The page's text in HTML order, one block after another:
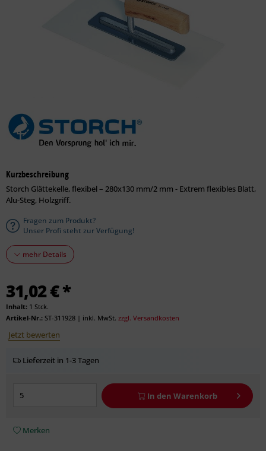
Kurzbeschreibung
Storch Glättekelle, flexibel – 280x130 mm/2 mm - Extrem flexibles Blatt,
Alu-Steg, Holzgriff.
Fragen zum Produkt?
Unser Profi steht zur Verfügung!
mehr Details
31,02 € *
Inhalt: 1 Stck.
Artikel-Nr.: ST-311928 | inkl. MwSt. zzgl. Versandkosten
Jetzt bewerten
Lieferzeit in 1-3 Tagen
In den Warenkorb
Merken